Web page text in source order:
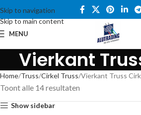
Skip to navigation
Skip to main content
MENU
Vierkant
Home Truss Cirkel Truss Vierkant Truss
Toont alle 14 resultaten
Show sidebar